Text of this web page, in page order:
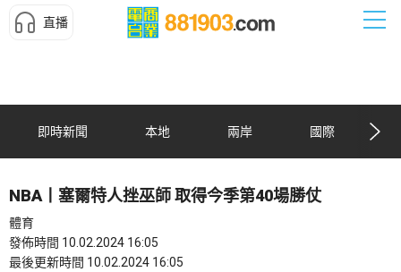
直播
即時新聞 本地 兩岸 國際
NBA丨塞爾特人挫巫師 取得今季第40場勝仗
體育
發佈時間 10.02.2024 16:05
最後更新時間 10.02.2024 16:05